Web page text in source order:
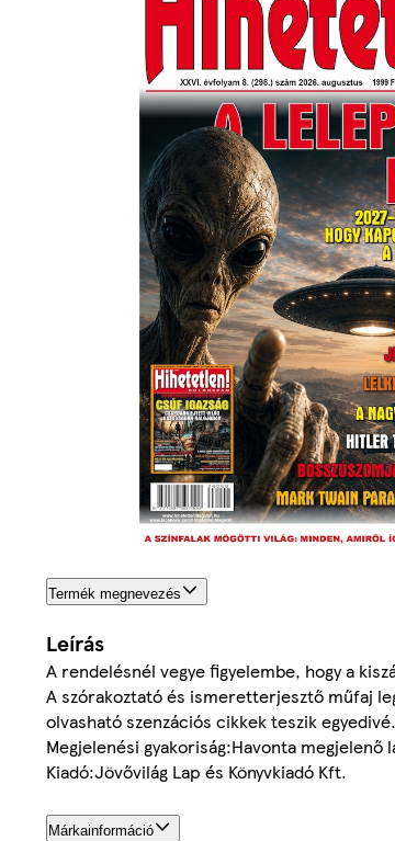
Termék megnevezés
Leírás
A rendelésnél vegye figyelembe, hogy a
A szórakoztató és ismeretterjesztő műfaj
olvasható szenzációs cikkek teszik
Megjelenési gyakoriság:Havonta megjelenő
Kiadó:Jövővilág Lap és Könyvkiadó Kft.
Márkainformáció